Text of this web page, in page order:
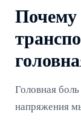
Почему
Головная боль
напряжения